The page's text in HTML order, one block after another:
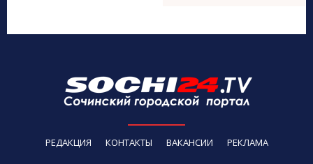
РЕДАКЦИЯ КОНТАКТЫ ВАКАНСИИ РЕКЛАМА